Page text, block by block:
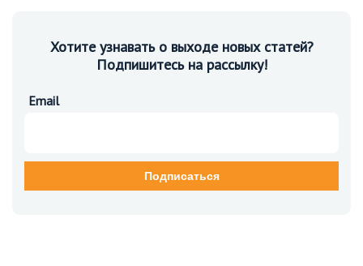
Хотите узнавать о выходе новых статей?
Подпишитесь на рассылку!
Email